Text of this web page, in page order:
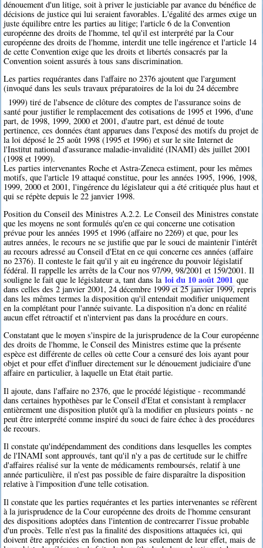
dénouement d'un litige, soit à priver le justiciable par avance du bénéfice de
décisions de justice qui lui seraient favorables. L'égalité des armes exige un
juste équilibre entre les parties au litige; l'article 6 de la Convention
européenne des droits de l'homme, tel qu'il est interprété par la Cour
européenne des droits de l'homme, interdit une telle ingérence et l'article 14
de cette Convention exige que les droits et libertés consacrés par la
Convention soient assurés à tous sans discrimination.
Les parties requérantes dans l'affaire no 2376 ajoutent que l'argument
(invoqué dans les seuls travaux préparatoires de la loi du 24 décembre
1999) tiré de l'absence de clôture des comptes de l'assurance soins de
santé pour justifier le remplacement des cotisations de 1995 et 1996, d'une
part, de 1998, 1999, 2000 et 2001, d'autre part, est dénué de toute
pertinence, ces données étant apparues dans l'exposé des motifs du projet de
la loi déposé le 25 août 1998 (1995 et 1996) et sur le site Internet de
l'Institut national d'assurance maladie-invalidité (INAMI) dès juillet 2001
(1998 et 1999).
Les parties intervenantes Roche et Astra-Zeneca estiment, pour les mêmes
motifs, que l'article 19 attaqué constitue, pour les années 1995, 1996, 1998,
1999, 2000 et 2001, l'ingérence du législateur qui a été critiquée plus haut et
qui se répète depuis le 22 janvier 1998.
Position du Conseil des Ministres A.2.2. Le Conseil des Ministres constate
que les moyens ne sont formulés qu'en ce qui concerne une cotisation
prévue pour les années 1995 et 1996 (affaire no 2269) et que, pour les
autres années, le recours ne se justifie que par le souci de maintenir l'intérêt
au recours adressé au Conseil d'Etat en ce qui concerne ces années (affaire
no 2376). Il conteste le fait qu'il y ait eu ingérence du pouvoir législatif
fédéral. Il rappelle les arrêts de la Cour nos 97/99, 98/2001 et 159/2001. Il
souligne le fait que le législateur a, tant dans la loi du 10 août 2001 que
dans celles des 2 janvier 2001, 24 décembre 1999 et 25 janvier 1999, repris
dans les mêmes termes la disposition qu'il entendait modifier uniquement
en la complétant pour l'année suivante. La disposition n'a donc en réalité
aucun effet rétroactif et n'intervient pas dans la procédure en cours.
Constatant que le moyen s'inspire de la jurisprudence de la Cour européenne
des droits de l'homme, le Conseil des Ministres estime que la présente
espèce est différente de celles où cette Cour a censuré des lois ayant pour
objet et pour effet d'influer directement sur le dénouement judiciaire d'une
affaire en particulier, à laquelle un Etat était partie.
Il ajoute, dans l'affaire no 2376, que le procédé légistique - recommandé
dans certaines hypothèses par le Conseil d'Etat et consistant à remplacer
entièrement une disposition plutôt qu'à la modifier en plusieurs points - ne
peut être interprété comme inspiré du souci de faire échec à des procédures
de recours.
Il constate qu'indépendamment des conditions dans lesquelles les comptes
de l'INAMI sont approuvés, tant qu'il n'y a pas de certitude sur le chiffre
d'affaires réalisé sur la vente de médicaments remboursés, relatif à une
année particulière, il n'est pas possible de faire disparaître la disposition
relative à l'imposition d'une telle cotisation.
Il constate que les parties requérantes et les parties intervenantes se réfèrent
à la jurisprudence de la Cour européenne des droits de l'homme censurant
des dispositions adoptées dans l'intention de contrecarrer l'issue probable
d'un procès. Telle n'est pas la finalité des dispositions attaquées ici, qui
doivent être appréciées en fonction non pas seulement de leur effet, mais de